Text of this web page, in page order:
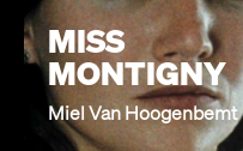
MISS
MONTIGNY
Miel Van Hoogenbemt